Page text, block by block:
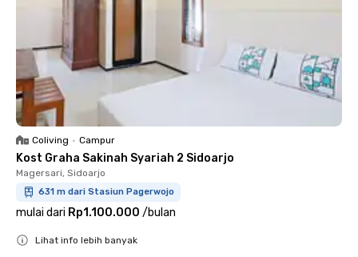
Coliving • Campur
Kost Graha Sakinah Syariah 2 Sidoarjo
Magersari, Sidoarjo
631 m dari Stasiun Pagerwojo
mulai dari Rp1.100.000 /bulan
Lihat info lebih banyak